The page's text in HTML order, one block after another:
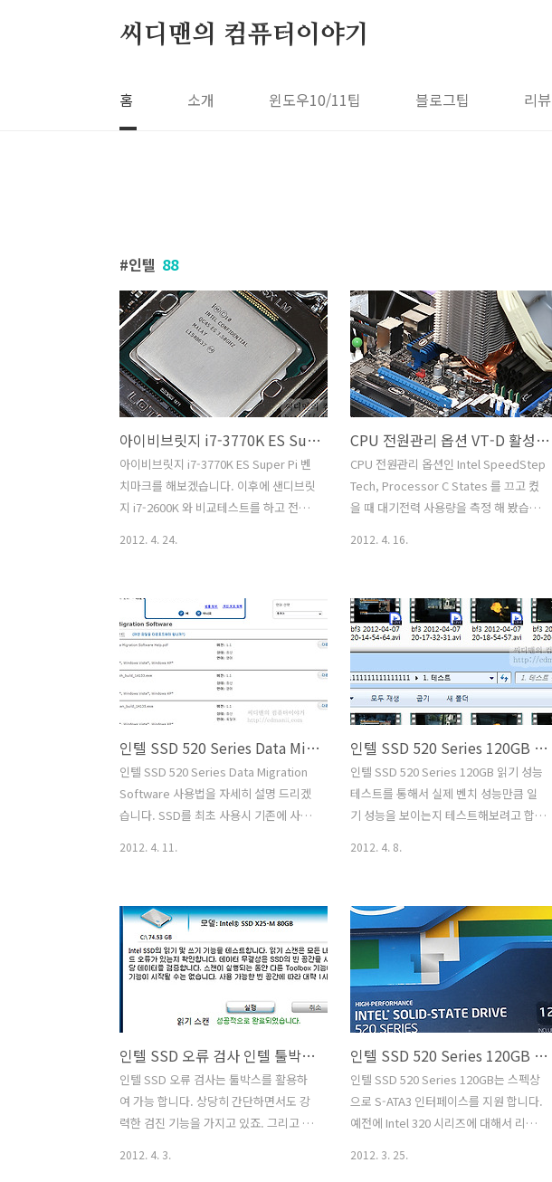
씨디맨의 컴퓨터이야기
홈 소개 윈도우10/11팁 블로그팁 리뷰
인텔 88
아이비브릿지 i7-3770K ES Super Pi 벤치마크
아이비브릿지 i7-3770K ES Super Pi 벤
치마크를 해보겠습니다. 이후에 샌디브릿
지 i7-2600K 와 비교테스트를 하고 전력
ES를 미리 써보고 있던 중이라 말하고 싶
었던게 많았는데요. 이번편 이외에 비교
편 및 게임테스트 등을 통해서 재미있는
글을 적어보겠습니다. 아이비브릿지 i7-
3770K를 오버클러킹도 해보고 벤치마크
하면서 i7-2600K와 비교해본봐로는 지금
나와있는 TDP가 동일해서 별 의미가 없
다는 의견이 많은데요. 실제로는 전력소
모는 큰폭으로 감소를 했습니다. 오버클
러킹을 안하고 사용하는 경우에는 확실히
이득이 있겠죠. 좀 더 보드를 작은것을 사
2012. 4. 24.
CPU 전원관리 옵션 VT-D 활성시 대기전력 비교
CPU 전원관리 옵션인 Intel SpeedStep
Tech, Processor C States 를 끄고 켰
을 때 대기전력 사용량을 측정 해 봤습니
해서 동알한 시스템에서 옵션값만 변경
후 윈도우 화면에서 아무 프로그램도 실
행하지 않은상태에서 가장 낮은 전력치를
측정 했습니다. 전력측정기는 파워매니저
B200B를 사용하였으며 블루투스로 갤럭
시 노트로 출력을 했습니다. 소수점 2자리
까지 측정 가능한 꽤 정밀한 장비 입니다.
과 오버클러킹 시에는 전원 관리 옵션이
방해가 되기 때문에 끄기도 하는데요. 약
간 오버클러킹을 하거나 평상시 기본 시
스템 경우에는 인텔 칩셋을 쓴 메인보드
2012. 4. 16.
인텔 SSD 520 Series Data Migration Software 사용법
인텔 SSD 520 Series Data Migration
Software 사용법을 자세히 설명 드리겠
습니다. SSD를 최초 사용시 기존에 사용
만 기존에 설정을 많이 해뒀다면 그리고
시간이 부족하다면 옮기는게 좀 더 좋지
요. 옮길 때에는 기존 하드디스크의 데이
터를 가능한 축소 시키는게 좋습니다. 인
디스크의 데이터 양이 많으면 복제가 안
되기 때문이죠. 음악과 그림파일 동영상
파일등은 다른 하드디스크로 옮겨서 가능
한 하드디스크의 데이터를 줄여놓는게 좋
습니다. SSD로 기존 하드디슼의 데이터
를 옮겨주는 툴등은 상당히 여러가지가
2012. 4. 11.
인텔 SSD 520 Series 120GB 읽기 성능 테스트
인텔 SSD 520 Series 120GB 읽기 성능
테스트를 통해서 실제 벤치 성능만큼 일
기 성능을 보이는지 테스트해보려고 합니
SSD 520 Series 120GB와 읽기 성능 테
스트를 함께 진행 합니다. 하드디스크는
보통 플래터 위에 해더가 움직이면서 읽
어야한다는 점 때문에 동시에 여러작업을
시키면 성능이 급격하게 나빠지는 부분이
있습니다. 이와는 반대로 SSD는 낸드 플
래시 기반이기 때문에 해더가 움직일 필
요가 없어서 지연시간이 거의 없습니다.
빠른 읽기 성능을 더 잘 활용될 수 있는 부
분은 디스크의 여러 데이터를 동시에 읽
는 것 입니다. 테스를 위해서 준비된 인텔
2012. 4. 8.
인텔 SSD 오류 검사 인텔 툴박스 사용법
인텔 SSD 오류 검사는 툴박스를 활용하
여 가능 합니다. 상당히 간단하면서도 강
력한 검진 기능을 가지고 있죠. 그리고 윈
2012. 4. 3.
인텔 SSD 520 Series 120GB 리뷰 스펙 부팅 속도 특성 살펴보기
인텔 SSD 520 Series 120GB는 스펙상
으로 S-ATA3 인터페이스를 지원 합니다.
예전에 Intel 320 시리즈에 대해서 리뷰를
2012. 3. 25.